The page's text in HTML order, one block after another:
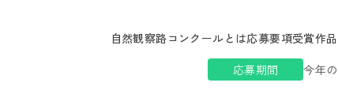
自然観察路コンクールとは応募要項受賞作
応募期間
今年